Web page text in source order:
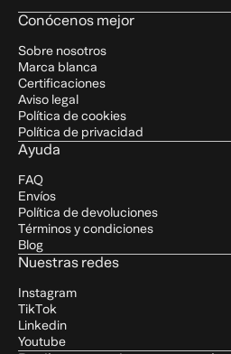
Conócenos mejor
Sobre nosotros
Marca blanca
Certificaciones
Aviso legal
Política de cookies
Política de privacidad
Ayuda
FAQ
Envíos
Política de devoluciones
Términos y condiciones
Blog
Nuestras redes
Instagram
TikTok
Linkedin
Youtube